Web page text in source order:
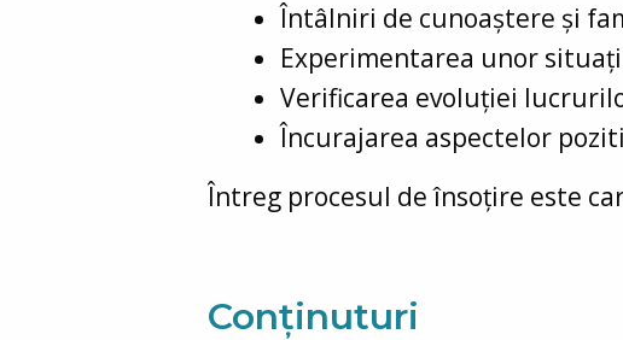
Întâlniri de cunoaștere și
Experimentarea unor
Verificarea evoluției
Încurajarea aspectelor
Întreg procesul de însoțire este
Conținuturi